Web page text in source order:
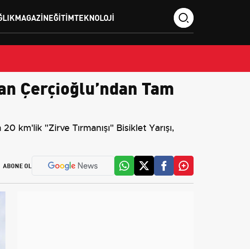
MAGAZINEĞITIMTEKNOLOJI
Çerçioğlu’ndan Tam
"Zirve Tırmanışı" Bisiklet Yarışı,
ABONE OL